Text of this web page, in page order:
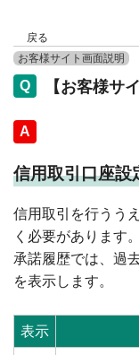
戻る
お客様サイト画面説明
【お客様サ
回答
信用取引口座設
信用取引を行うう
く必要があります。
承諾履歴では、過
を表示します。
表示